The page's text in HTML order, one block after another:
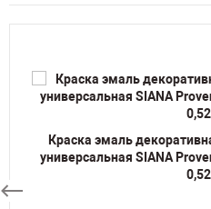
Краска эмаль
универсальная SIANA